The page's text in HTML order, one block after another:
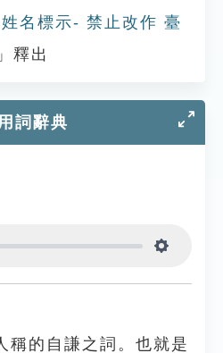
名標示- 禁止改作 臺
釋出
詞辭典
稱的自謙之詞。也就是